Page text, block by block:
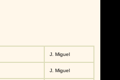
J. Miguel
J. Miguel